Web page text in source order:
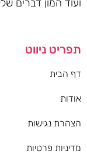
ועוד המון דברים
תפריט ניווט
דף הבית
אודות
הצהרת נגישות
מדיניות פרטיות